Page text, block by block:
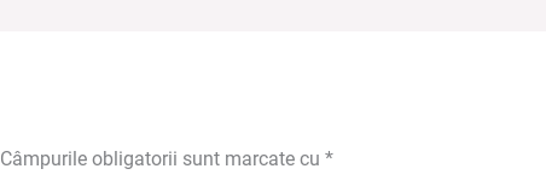
Câmpurile obligatorii sunt marcate cu *